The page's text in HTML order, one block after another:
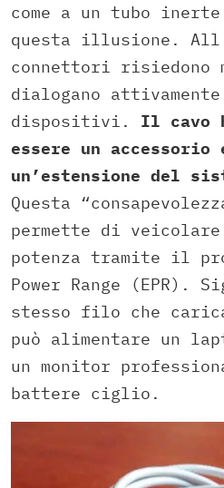
come a un tubo inerte.
questa illusione.
connettori risiedono
dialogano
dispositivi. Il cavo
essere un accessorio
un’estensione del
Questa
permette di
potenza tramite il
Power Range (EPR).
stesso filo che
può alimentare un
un monitor
battere ciglio.